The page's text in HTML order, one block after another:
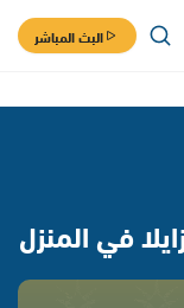
البث المباشر
في المنزل